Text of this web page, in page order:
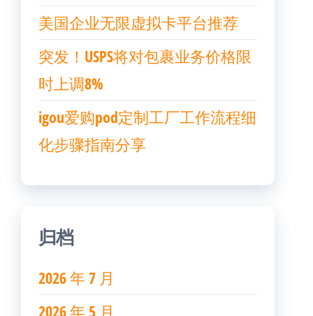
美国企业无限虚拟卡平台推荐
突发！USPS将对包裹业务价格限
时上调8%
igou爱购pod定制工厂工作流程细
化步骤指南分享
归档
2026 年 7 月
2026 年 5 月